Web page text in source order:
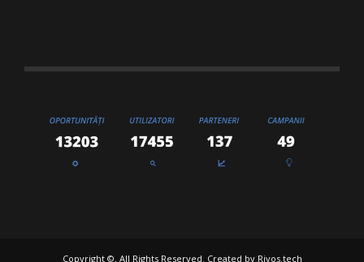
Copyright ©. All Rights Reserved. Created by Rivos.tech